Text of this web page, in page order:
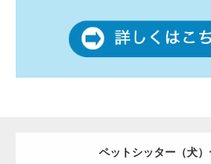
ペットシッター（犬）